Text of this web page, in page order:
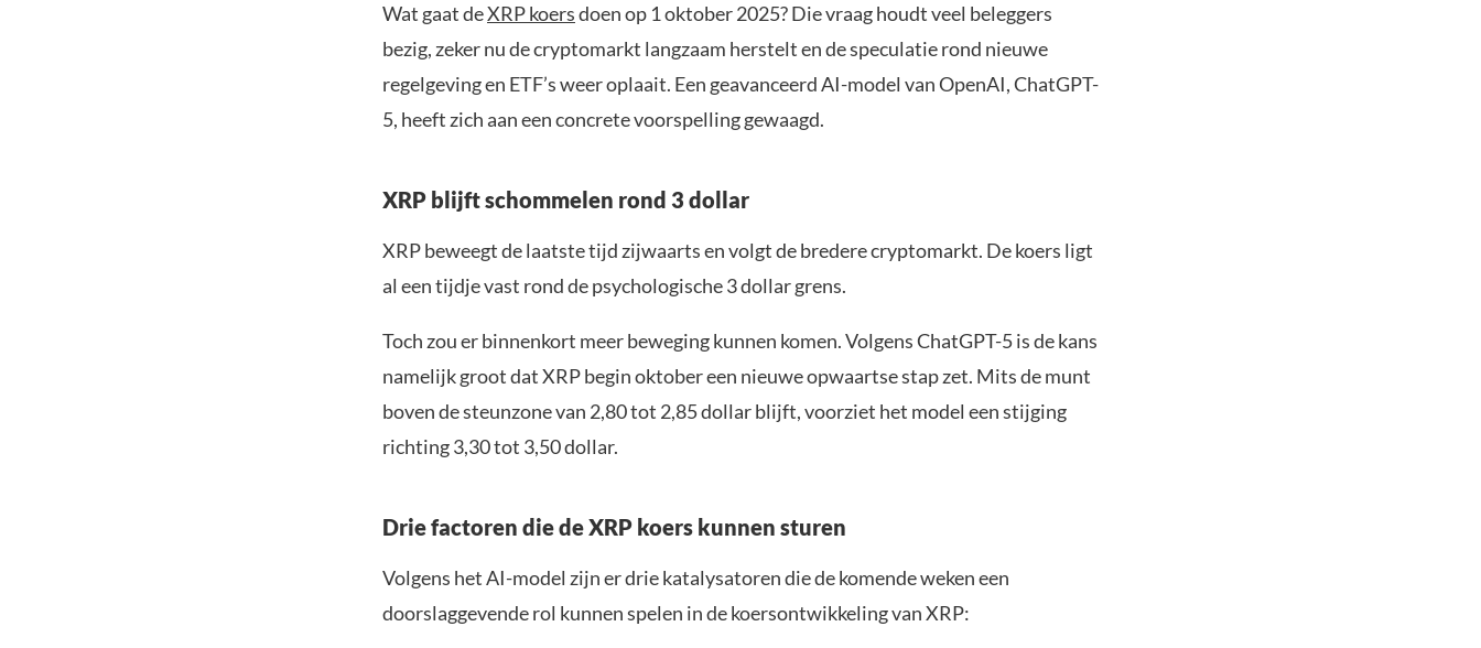
Wat gaat deXRP koersdoen op 1 oktober 2025? Die vraag houdt veel beleggers
bezig, zeker nu de cryptomarkt langzaam herstelt en de speculatie rond nieuwe
regelgeving en ETF’s weer oplaait. Een geavanceerd AI-model van OpenAI, ChatGPT-
5, heeft zich aan een concrete voorspelling gewaagd.
XRP blijft schommelen rond 3 dollar
XRP beweegt de laatste tijd zijwaarts en volgt de bredere cryptomarkt. De koers ligt
al een tijdje vast rond de psychologische 3 dollar grens.
Toch zou er binnenkort meer beweging kunnen komen. Volgens ChatGPT-5 is de kans
namelijk groot dat XRP begin oktober een nieuwe opwaartse stap zet. Mits de munt
boven de steunzone van 2,80 tot 2,85 dollar blijft, voorziet het model een stijging
richting 3,30 tot 3,50 dollar.
Drie factoren die de XRP koers kunnen sturen
Volgens het AI-model zijn er drie katalysatoren die de komende weken een
doorslaggevende rol kunnen spelen in de koersontwikkeling van XRP: